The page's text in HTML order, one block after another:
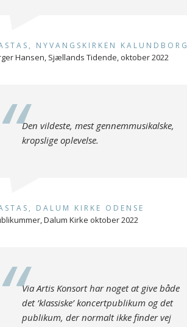
NYVANGSKIRKEN KALUNDBORG
Hansen, Sjællands Tidende, oktober 2022
Den vildeste, mest gennemmusikalske,
kropslige oplevelse.
DALUM KIRKE ODENSE
Dalum Kirke oktober 2022
Via Artis Konsort har noget at give både
det ’klassiske’ koncertpublikum og det
publikum, der normalt ikke finder vej